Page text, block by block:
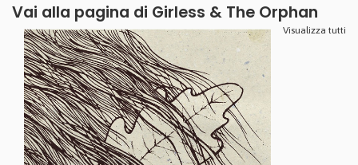
Vai alla pagina di Girless & The Orphan
Visualizza tutti